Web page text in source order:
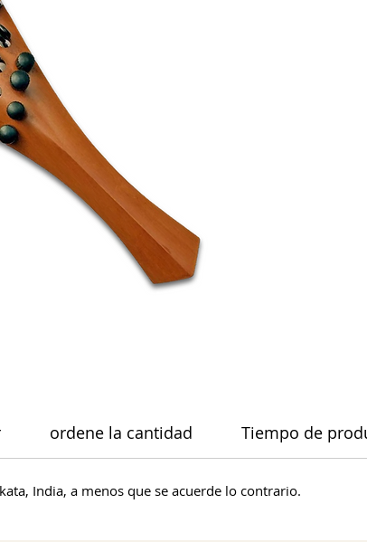
ordene la cantidad Tiempo de
India, a menos que se acuerde lo contrario.